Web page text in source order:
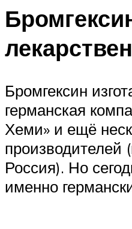
Бромгексин
германская
Хеми» и ещё
производителей
Россия). Но
именно